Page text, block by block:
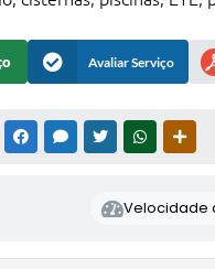
Avaliar Serviço
FACEBOOKMESSENGER
TWITTERWHATSAPP
Velocidade